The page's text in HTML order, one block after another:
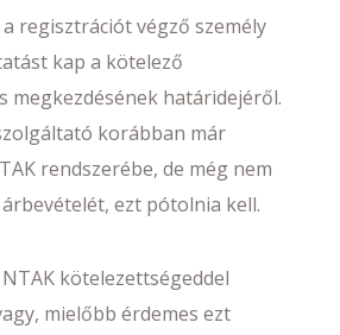
regisztrációt végző személy
kap a kötelező
megkezdésének határidejéről.
korábban már
rendszerébe, de még nem
ezt pótolnia kell.
kötelezettségeddel
mielőbb érdemes ezt